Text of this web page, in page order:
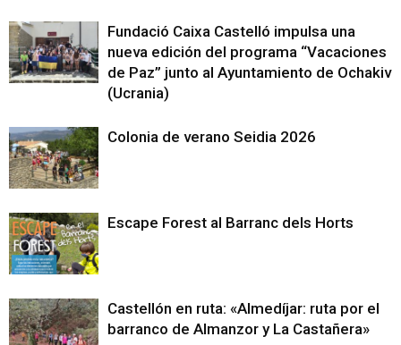
Fundació Caixa Castelló impulsa una
nueva edición del programa “Vacaciones
de Paz” junto al Ayuntamiento de Ochakiv
(Ucrania)
Colonia de verano Seidia 2026
Escape Forest al Barranc dels Horts
Castellón en ruta: «Almedíjar: ruta por el
barranco de Almanzor y La Castañera»